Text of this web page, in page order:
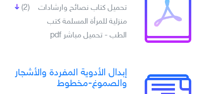
(2)
تحميل كتاب نصائح وارشادات
منزلية للمرأة المسلمة كتب
الطب - تحميل مباشر pdf
إبدال الأدوية المفردة والأشجار
والصموغ-مخطوط